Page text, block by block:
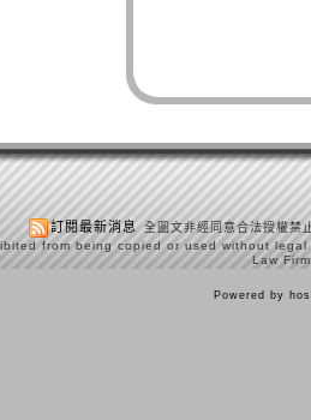
訂閱最新消息 全圖文非經同意合法授權禁
from being copied or used without
Law
Powered by